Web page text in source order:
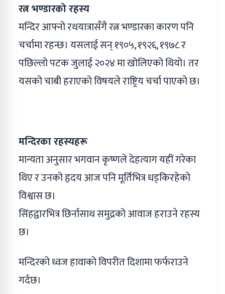
रत्न भण्डारको रहस्य
मन्दिर आफ्नो रथयात्रासँगै रत्न भण्डारका कारण पनि
चर्चामा रहन्छ। यसलाई सन् १९०५, १९२६, १९७८ र
पछिल्लो पटक जुलाई २०२४ मा खोलिएको थियो। तर
यसको चाबी हराएको विषयले राष्ट्रिय चर्चा पाएको छ।
मन्दिरका रहस्यहरू
मान्यता अनुसार भगवान कृष्णले देहत्याग यहीं गरेका
थिए र उनको हृदय आज पनि मूर्तिभित्र धड्किरहेको
विश्वास छ।
सिंहद्वारभित्र छिर्नासाथ समुद्रको आवाज हराउने रहस्य
छ।
मन्दिरको ध्वज हावाको विपरीत दिशामा फर्फराउने
गर्दछ।